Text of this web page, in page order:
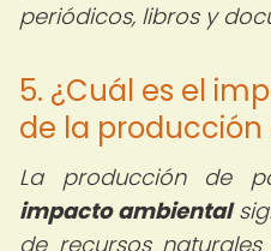
periódicos, libros y
5. ¿Cuál es el
de la producción
La producción de
impacto ambiental
de recursos